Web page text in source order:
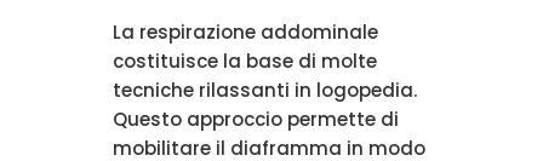
La respirazione addominale
costituisce la base di molte
tecniche rilassanti in logopedia.
Questo approccio permette di
mobilitare il diaframma in modo